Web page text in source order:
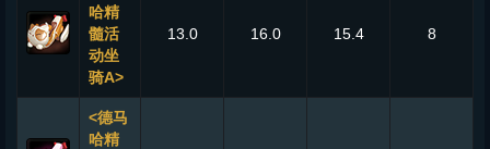
哈精
髓活
动坐
骑A>
13.0 16.0 15.4 8
<德马
哈精